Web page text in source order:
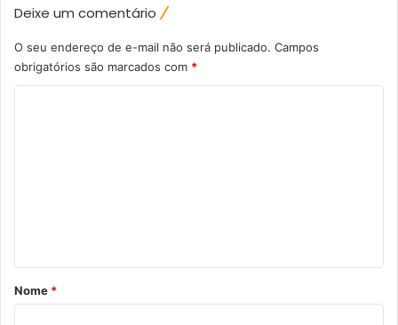
Deixe um comentário
O seu endereço de e-mail não será publicado. Campos
obrigatórios são marcados com *
r
Nome *